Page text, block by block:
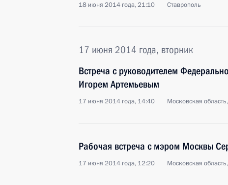
18 июня 2014 года, 21:10 Ставрополь
17 июня 2014 года, вторник
Встреча с руководителем
Игорем Артемьевым
17 июня 2014 года, 14:40 Московская
Рабочая встреча с мэром Москвы
17 июня 2014 года, 12:20 Московская